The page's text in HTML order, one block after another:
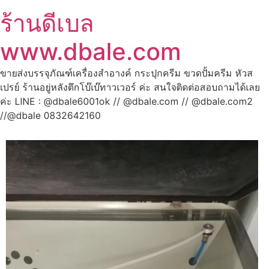
ร้านดีเบล
www.dbale.com
ขายส่งบรรจุภัณฑ์เครื่องสำอางค์ กระปุกครีม ขวดปั้มครีม หัวส
เปรย์ ร้านอยู่หลังตึกโบ๊เบ๊ทาวเวอร์ ค่ะ สนใจติดต่อสอบถามได้เลย
ค่ะ LINE : @dbale6001ok // @dbale.com // @dbale.com2
//@dbale 0832642160